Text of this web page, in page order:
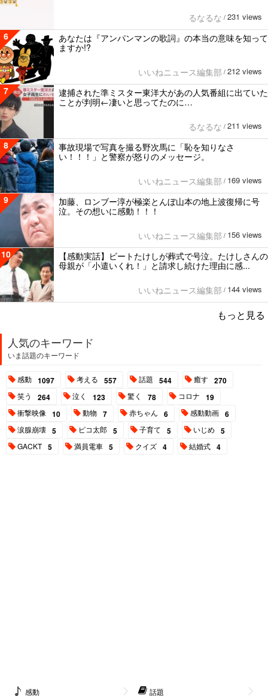
るなるな / 231 views
6
あなたは『アンパンマンの歌詞』の本当の意味を知って
ますか!?
いいねニュース編集部 / 212 views
7
逮捕された準ミスター東洋大があの人気番組に出ていた
ことが判明←凄いと思ってたのに…
るなるな / 211 views
8
事故現場で写真を撮る野次馬に「恥を知りなさ
い！！！」と警察が怒りのメッセージ。
いいねニュース編集部 / 169 views
9
加藤、ロンブー淳が極楽とんぼ山本の地上波復帰に号
泣。その想いに感動！！！
いいねニュース編集部 / 156 views
10
【感動実話】ビートたけしが葬式で号泣。たけしさんの
母親が「小遣いくれ！」と請求し続けた理由に感...
いいねニュース編集部 / 144 views
もっと見る
人気のキーワード
いま話題のキーワード
感動 1097 考える 557 話題 544 癒す 270
笑う 264 泣く 123 驚く 78 コロナ 19
衝撃映像 10 動物 7 赤ちゃん 6 感動動画 6
涙腺崩壊 5 ピコ太郎 5 子育て 5 いじめ 5
GACKT 5 満員電車 5 クイズ 4 結婚式 4
感動 話題